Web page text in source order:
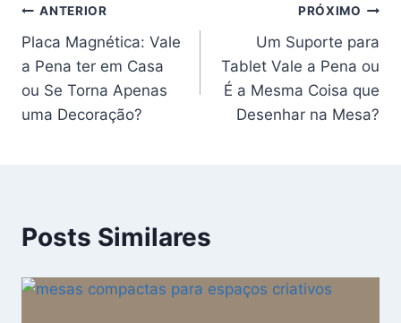
Navegação
de
Post
ANTERIOR
Placa Magnética: Vale
a Pena ter em Casa
ou Se Torna Apenas
uma Decoração?
PRÓXIMO
Um Suporte para
Tablet Vale a Pena ou
É a Mesma Coisa que
Desenhar na Mesa?
Posts Similares